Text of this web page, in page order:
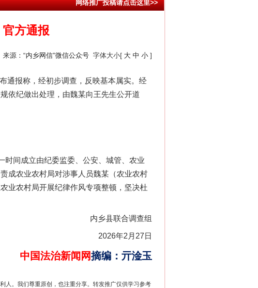
网络推广投稿请点击这里>>
方通报
源： “内乡网信”微信公众号 字体大小[ 大 中 小 ]
报称，经初步调查，反映基本属实。经
依纪做出处理，由魏某向王先生公开道
间成立由纪委监委、公安、城管、农业
成农业农村局对涉事人员魏某（农业农村
业农村局开展纪律作风专项整顿，坚决杜
内乡县联合调查组
2026年2月27日
中国法治新闻网摘编 ： 亓淦玉
人。我们尊重原创，也注重分享。转发推广仅供学习参考